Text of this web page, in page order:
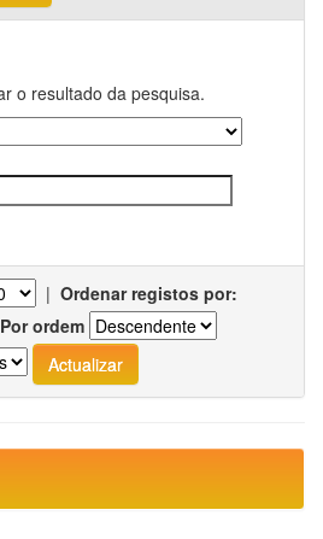
o resultado da pesquisa.
| Ordenar registos por:
Por ordem